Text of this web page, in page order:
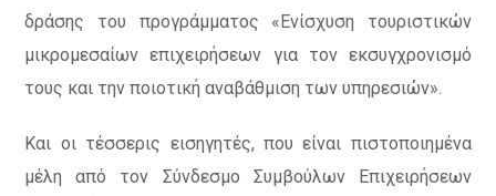
δράσης του προγράμματος «Ενίσχυση τουριστικών
μικρομεσαίων επιχειρήσεων για τον εκσυγχρονισμό
τους και την ποιοτική αναβάθμιση των υπηρεσιών».
Και οι τέσσερις εισηγητές, που είναι πιστοποιημένα
μέλη από τον Σύνδεσμο Συμβούλων Επιχειρήσεων